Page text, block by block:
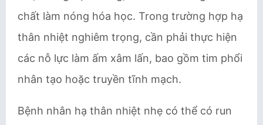
chất làm nóng hóa học. Trong trường hợp hạ
thân nhiệt nghiêm trọng, cần phải thực hiện
các nỗ lực làm ấm xâm lấn, bao gồm tim phổi
nhân tạo hoặc truyền tĩnh mạch.
Bệnh nhân hạ thân nhiệt nhẹ có thể có run